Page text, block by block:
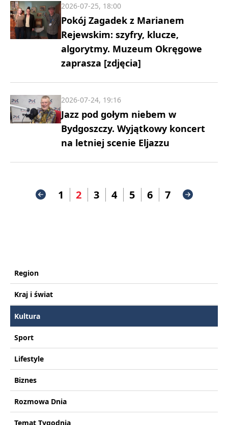
Pokój Zagadek z Marianem
Rejewskim: szyfry, klucze,
algorytmy. Muzeum Okręgowe
zaprasza [zdjęcia]
2026-07-25, 18:00
Jazz pod gołym niebem w
Bydgoszczy. Wyjątkowy koncert
na letniej scenie Eljazzu
2026-07-24, 19:16
1 2 3 4 5 6 7
Region
Kraj i świat
Kultura
Sport
Lifestyle
Biznes
Rozmowa Dnia
Temat Tygodnia